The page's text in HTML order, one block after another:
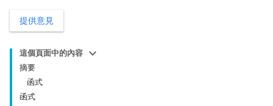
提供意見
這個頁面中的內容
摘要
函式
函式